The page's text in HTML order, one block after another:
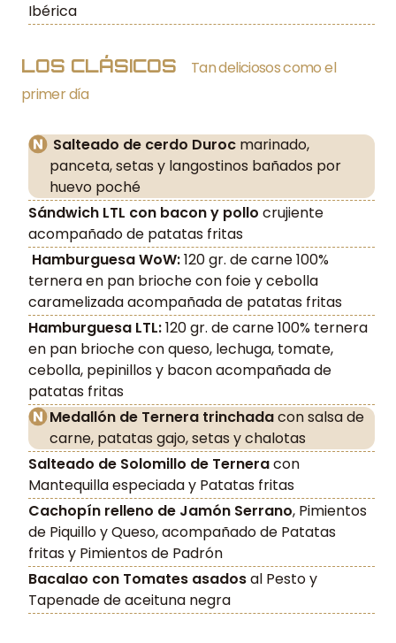
Ibérica
LOS CLÁSICOS
Tan deliciosos como el
primer día
Salteado de cerdo Duroc marinado,
panceta, setas y langostinos bañados por
huevo poché
Sándwich LTL con bacon y pollo crujiente
acompañado de patatas fritas
Hamburguesa WoW:120 gr. de carne 100%
ternera en pan brioche con foie y cebolla
caramelizada acompañada de patatas fritas
Hamburguesa LTL:120 gr. de carne 100% ternera
en pan brioche con queso, lechuga, tomate,
cebolla, pepinillos y bacon acompañada de
patatas fritas
Medallón de Ternera trinchadacon salsa de
carne, patatas gajo, setas y chalotas
Salteado de Solomillo de Terneracon
Mantequilla especiada y Patatas fritas
Cachopín relleno de Jamón Serrano, Pimientos
de Piquillo y Queso, acompañado de Patatas
fritas y Pimientos de Padrón
Bacalao con Tomates asadosal Pesto y
Tapenade de aceituna negra